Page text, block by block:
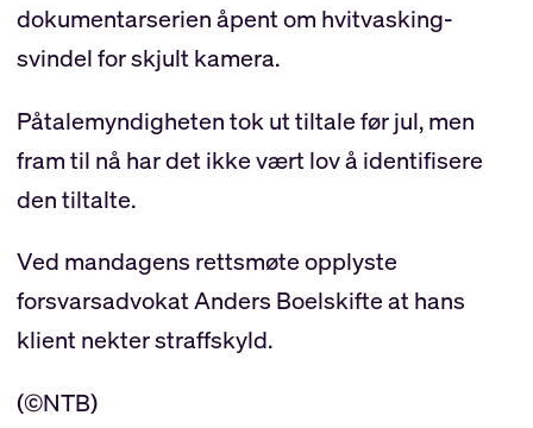
dokumentarserien åpent om hvitvasking-
svindel for skjult kamera.
Påtalemyndigheten tok ut tiltale før jul, men
fram til nå har det ikke vært lov å identifisere
den tiltalte.
Ved mandagens rettsmøte opplyste
forsvarsadvokat Anders Boelskifte at hans
klient nekter straffskyld.
(©NTB)